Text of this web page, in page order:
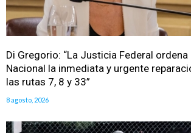
Di Gregorio: “La Justicia Federal ordena
Nacional la inmediata y urgente
las rutas 7, 8 y 33”
8 agosto, 2026